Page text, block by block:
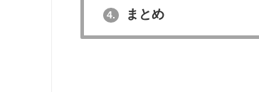
4. まとめ